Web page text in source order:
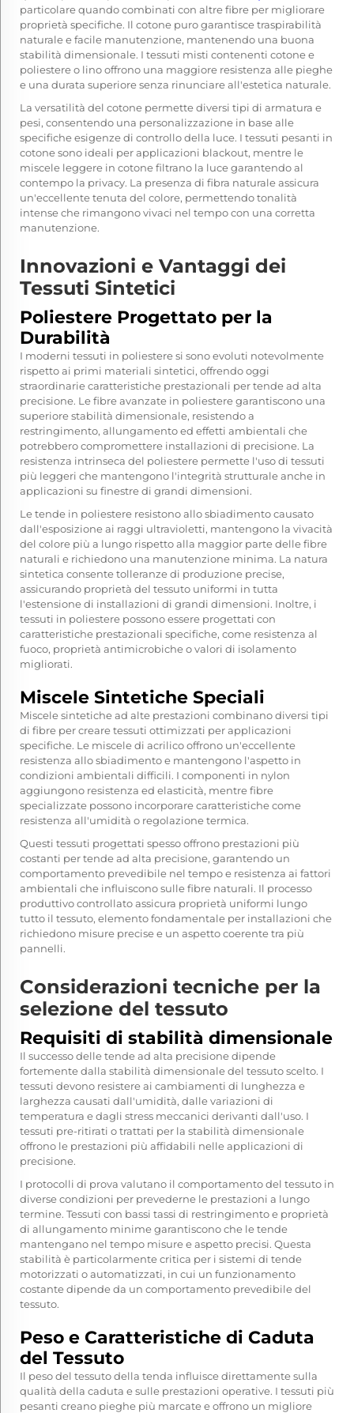
particolare quando combinati con altre fibre per migliorare
proprietà specifiche. Il cotone puro garantisce traspirabilità
naturale e facile manutenzione, mantenendo una buona
stabilità dimensionale. I tessuti misti contenenti cotone e
poliestere o lino offrono una maggiore resistenza alle pieghe
e una durata superiore senza rinunciare all'estetica naturale.
La versatilità del cotone permette diversi tipi di armatura e
pesi, consentendo una personalizzazione in base alle
specifiche esigenze di controllo della luce. I tessuti pesanti in
cotone sono ideali per applicazioni blackout, mentre le
miscele leggere in cotone filtrano la luce garantendo al
contempo la privacy. La presenza di fibra naturale assicura
un'eccellente tenuta del colore, permettendo tonalità
intense che rimangono vivaci nel tempo con una corretta
manutenzione.
Innovazioni e Vantaggi dei
Tessuti Sintetici
Poliestere Progettato per la
Durabilità
I moderni tessuti in poliestere si sono evoluti notevolmente
rispetto ai primi materiali sintetici, offrendo oggi
straordinarie caratteristiche prestazionali per tende ad alta
precisione. Le fibre avanzate in poliestere garantiscono una
superiore stabilità dimensionale, resistendo a
restringimento, allungamento ed effetti ambientali che
potrebbero compromettere installazioni di precisione. La
resistenza intrinseca del poliestere permette l'uso di tessuti
più leggeri che mantengono l'integrità strutturale anche in
applicazioni su finestre di grandi dimensioni.
Le tende in poliestere resistono allo sbiadimento causato
dall'esposizione ai raggi ultravioletti, mantengono la vivacità
del colore più a lungo rispetto alla maggior parte delle fibre
naturali e richiedono una manutenzione minima. La natura
sintetica consente tolleranze di produzione precise,
assicurando proprietà del tessuto uniformi in tutta
l'estensione di installazioni di grandi dimensioni. Inoltre, i
tessuti in poliestere possono essere progettati con
caratteristiche prestazionali specifiche, come resistenza al
fuoco, proprietà antimicrobiche o valori di isolamento
migliorati.
Miscele Sintetiche Speciali
Miscele sintetiche ad alte prestazioni combinano diversi tipi
di fibre per creare tessuti ottimizzati per applicazioni
specifiche. Le miscele di acrilico offrono un'eccellente
resistenza allo sbiadimento e mantengono l'aspetto in
condizioni ambientali difficili. I componenti in nylon
aggiungono resistenza ed elasticità, mentre fibre
specializzate possono incorporare caratteristiche come
resistenza all'umidità o regolazione termica.
Questi tessuti progettati spesso offrono prestazioni più
costanti per tende ad alta precisione, garantendo un
comportamento prevedibile nel tempo e resistenza ai fattori
ambientali che influiscono sulle fibre naturali. Il processo
produttivo controllato assicura proprietà uniformi lungo
tutto il tessuto, elemento fondamentale per installazioni che
richiedono misure precise e un aspetto coerente tra più
pannelli.
Considerazioni tecniche per la
selezione del tessuto
Requisiti di stabilità dimensionale
Il successo delle tende ad alta precisione dipende
fortemente dalla stabilità dimensionale del tessuto scelto. I
tessuti devono resistere ai cambiamenti di lunghezza e
larghezza causati dall'umidità, dalle variazioni di
temperatura e dagli stress meccanici derivanti dall'uso. I
tessuti pre-ritirati o trattati per la stabilità dimensionale
offrono le prestazioni più affidabili nelle applicazioni di
precisione.
I protocolli di prova valutano il comportamento del tessuto in
diverse condizioni per prevederne le prestazioni a lungo
termine. Tessuti con bassi tassi di restringimento e proprietà
di allungamento minime garantiscono che le tende
mantengano nel tempo misure e aspetto precisi. Questa
stabilità è particolarmente critica per i sistemi di tende
motorizzati o automatizzati, in cui un funzionamento
costante dipende da un comportamento prevedibile del
tessuto.
Peso e Caratteristiche di Caduta
del Tessuto
Il peso del tessuto della tenda influisce direttamente sulla
qualità della caduta e sulle prestazioni operative. I tessuti più
pesanti creano pieghe più marcate e offrono un migliore